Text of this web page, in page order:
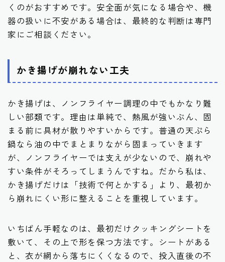
くのがおすすめです。安全面が気になる場合や、機
器の扱いに不安がある場合は、最終的な判断は専門
家にご相談ください。
かき揚げが崩れない工夫
かき揚げは、ノンフライヤー調理の中でもかなり難
しい部類です。理由は単純で、熱風が強いぶん、固
まる前に具材が散りやすいからです。普通の天ぷら
鍋なら油の中でまとまりながら固まっていきます
が、ノンフライヤーでは支えが少ないので、崩れや
すい条件がそろってしまうんですね。だから私は、
かき揚げだけは「技術で何とかする」より、最初か
ら崩れにくい形に整えることを重視しています。
いちばん手軽なのは、最初だけクッキングシートを
敷いて、その上で形を保つ方法です。シートがある
と、衣が網から落ちにくくなるので、投入直後の不